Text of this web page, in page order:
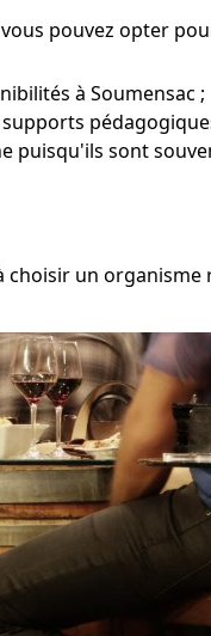
pouvez opter
à Soumensac ;
puisqu'ils sont
choisir un